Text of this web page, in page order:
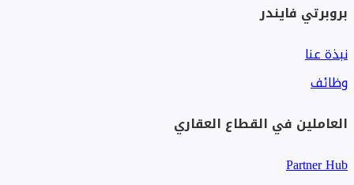
بروبرتي فايندر
نبذة عنا
وظائف
العاملين في القطاع العقاري
Partner Hub